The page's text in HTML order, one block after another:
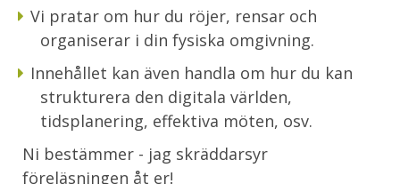
Vi pratar om hur du röjer, rensar och
organiserar i din fysiska omgivning.
Innehållet kan även handla om hur du kan
strukturera den digitala världen,
tidsplanering, effektiva möten, osv.
Ni bestämmer - jag skräddarsyr
föreläsningen åt er!